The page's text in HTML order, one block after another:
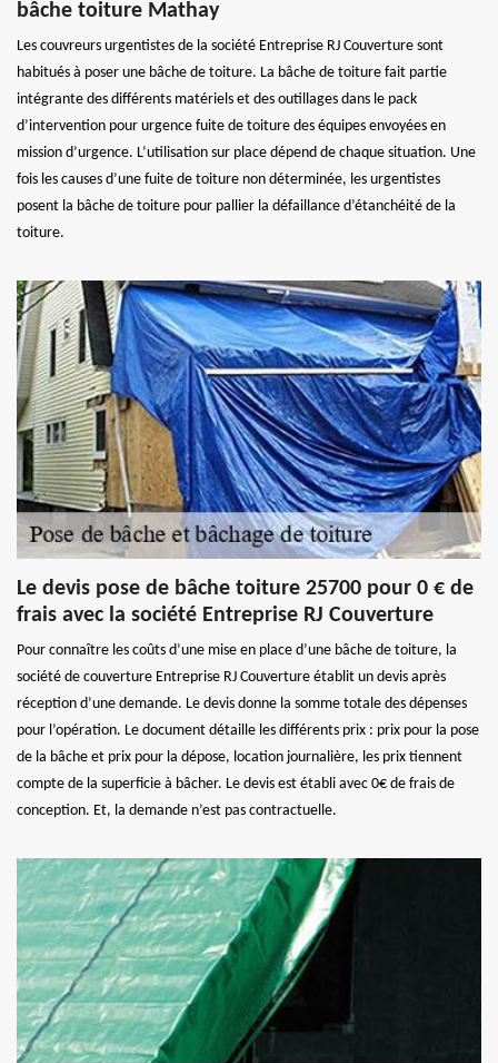
bâche toiture Mathay
Les couvreurs urgentistes de la société Entreprise RJ Couverture sont
habitués à poser une bâche de toiture. La bâche de toiture fait partie
intégrante des différents matériels et des outillages dans le pack
d’intervention pour urgence fuite de toiture des équipes envoyées en
mission d’urgence. L’utilisation sur place dépend de chaque situation. Une
fois les causes d’une fuite de toiture non déterminée, les urgentistes
posent la bâche de toiture pour pallier la défaillance d’étanchéité de la
toiture.
Le devis pose de bâche toiture 25700 pour 0 € de
frais avec la société Entreprise RJ Couverture
Pour connaître les coûts d’une mise en place d’une bâche de toiture, la
société de couverture Entreprise RJ Couverture établit un devis après
réception d’une demande. Le devis donne la somme totale des dépenses
pour l’opération. Le document détaille les différents prix : prix pour la pose
de la bâche et prix pour la dépose, location journalière, les prix tiennent
compte de la superficie à bâcher. Le devis est établi avec 0€ de frais de
conception. Et, la demande n’est pas contractuelle.